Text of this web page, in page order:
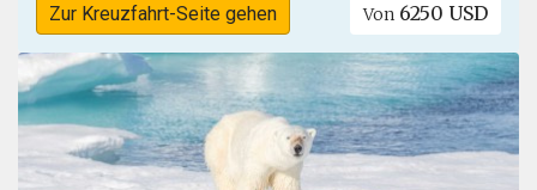
Zur Kreuzfahrt-Seite gehen Von 6250 USD